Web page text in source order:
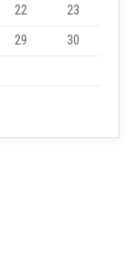
22
23
29
30